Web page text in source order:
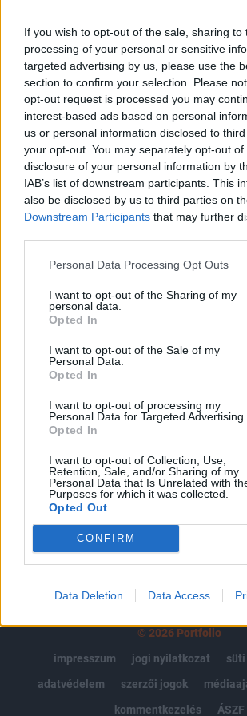
If you wish to opt-out of the sale, sharing to
processing of your personal or sensitive
targeted advertising by us, please use the
section to confirm your selection. Please
opt-out request is processed you may
interest-based ads based on personal
us or personal information disclosed to
your opt-out. You may separately opt-out
disclosure of your personal information by
IAB’s list of downstream participants. This
also be disclosed by us to third parties on
Downstream Participants that may further
Personal Data Processing Opt Outs
I want to opt-out of the Sharing of my
personal data.
Opted In
I want to opt-out of the Sale of my
Personal Data.
Opted In
I want to opt-out of processing my
Personal Data for Targeted Advertising.
Opted In
I want to opt-out of Collection, Use,
Retention, Sale, and/or Sharing of my
Personal Data that Is Unrelated with
Purposes for which it was collected.
Opted Out
CONFIRM
Data Deletion Data Access
Appeninn és a PannErgy, esett
Pannónia és a Waberer's.
Portfolio Investment Day 2026Október
Investment Day 2026, ahol a piac vezető
keressük a választ a befektetőket
kérdésekre. Meddig tarthat az AI-rali, kik
következő évek nyertesei, mire
kötvény-, nyersanyag- és kriptopiacokon,
érdemes portfóliót építeni egy gyorsan
tartozik, melynek olvasása
regisztrációhoz kötött.
Az előfizetés a következőket
Portfolio.hu teljes cikkarchívum
kötéslistái
MÁR ELŐFIZETŐNK VAGY?
© 2026 Portfolio
impresszum
jogi nyilatkozat
adatvédelem
szerzői jogok
kommentkezelés
ÁSZF